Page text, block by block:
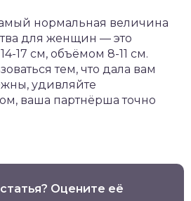
нормальная величина
для женщин — это
17 см, объёмом 8-11 см.
тем, что дала вам
удивляйте
ваша партнёрша точно
Оцените её